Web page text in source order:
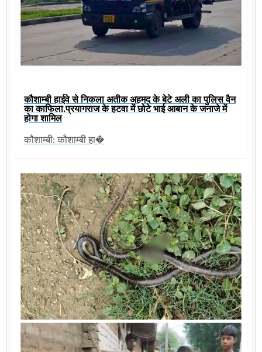
कौशाम्बी हाईवे से निकला अतीक अहमद के बेटे अली का पुलिस वैन
का काफिला,प्रयागराज के हटवा में छोटे भाई आबान के जनाजे में
होगा शामिल
कौशाम्बी: कौशाम्बी हा�